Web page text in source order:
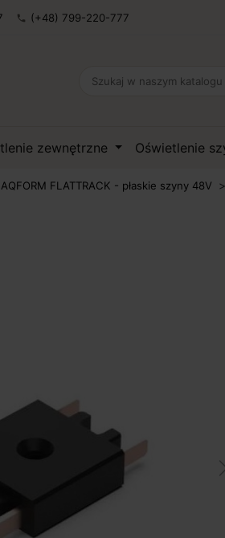
phone (+48) 799-220-777
zewnętrzne Oświetlenie
AQFORM FLATTRACK - płaskie szyny 48V